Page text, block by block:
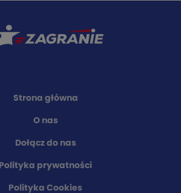
Strona główna
O nas
Dołącz do nas
Polityka prywatności
Polityka Cookies